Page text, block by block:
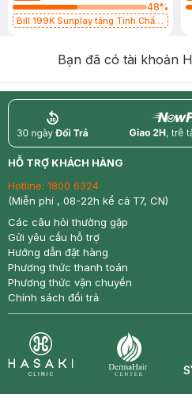
48%
Bill 199K Sunplay tặng Tinh Chất
Bạn đã có tài khoản
return nowfree
HỖ TRỢ KHÁCH HÀNG
Hotline: 1800 6324
(Miễn phí , 08-22h kể cả T7, CN)
Các câu hỏi thường gặp
Gửi yêu cầu hỗ trợ
Hướng dẫn đặt hàng
Phương thức thanh toán
Phương thức vận chuyển
Chính sách đổi trả